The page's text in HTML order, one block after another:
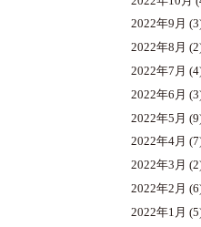
2022年9月
2022年8月
2022年7月
2022年6月
2022年5月
2022年4月
2022年3月
2022年2月
2022年1月